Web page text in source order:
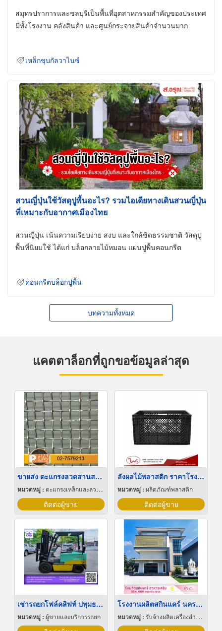
สมุทรปราการและชลบุรีเป็นพื้นที่อุตสาหกรรมสำคัญของประเทศ
มีทั้งโรงงาน คลังสินค้า และศูนย์กระจายสินค้าจำนวนมาก
เหล็กชุบกัลวาไนซ์
สวนญี่ปุ่นใช้วัสดุปูพื้นอะไร? รวมไอเดียทางเดินสวนญี่ปุ่น
ที่เหมาะกับอากาศเมืองไทย
สวนญี่ปุ่น เน้นความเรียบง่าย สงบ และใกล้ชิดธรรมชาติ วัสดุปู
พื้นที่นิยมใช้ ได้แก่ บล็อกลายไม้หมอน แผ่นปูพื้นคอนกรีต
คอนกรีตบล็อกปูพื้น
บทความทั้งหมด
แคตตาล็อกที่ถูกขอข้อมูลล่าสุด
ขายส่ง ตะแกรงลวดสานสแตนเลส
หมวดหมู่ : ตะแกรงเหล็กและลวดตาข่าย
ติดต่อผู้ขาย
ลังผลไม้พลาสติก ราคาโรงงาน
หมวดหมู่ : ผลิตภัณฑ์พลาสติก
ติดต่อผู้ขาย
เช่ารถยกโฟล์คลิฟท์ ปทุมธานี
หมวดหมู่ : ผู้ขายและบริการรถยก
โรงงานผลิตสกินแคร์ นครปฐม
หมวดหมู่ : รับจ้างผลิตเครื่องสำอาง